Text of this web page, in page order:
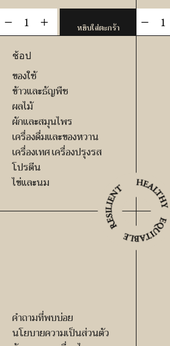
จำนวน
ผัก
อร์เเก
นิค
ชิ้น
หยิบใส่ตะกร้า
จำนวน
บัต
ช้อป
ของใช้
ข้าวและธัญพืช
ผลไม้
ผักและสมุนไพร
เครื่องดื่มและของหวาน
เครื่องเทศ เครื่องปรุงรส
โปรตีน
ไข่และนม
คำถามที่พบบ่อย
นโยบายความเป็นส่วนตัว